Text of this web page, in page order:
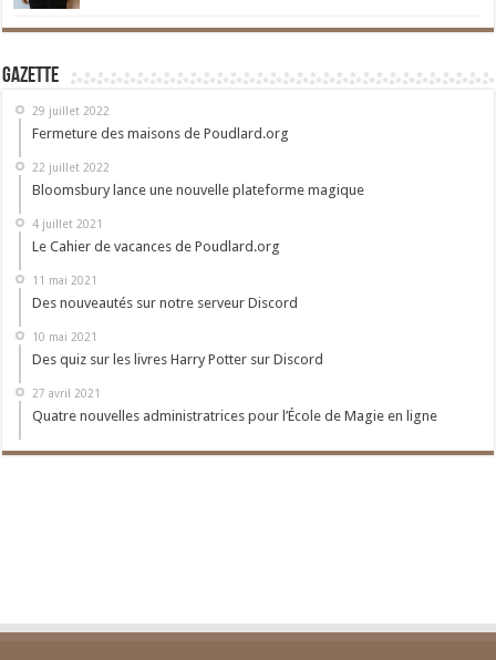
Gazette
29 juillet 2022
Fermeture des maisons de Poudlard.org
22 juillet 2022
Bloomsbury lance une nouvelle plateforme magique
4 juillet 2021
Le Cahier de vacances de Poudlard.org
11 mai 2021
Des nouveautés sur notre serveur Discord
10 mai 2021
Des quiz sur les livres Harry Potter sur Discord
27 avril 2021
Quatre nouvelles administratrices pour l’École de Magie en ligne